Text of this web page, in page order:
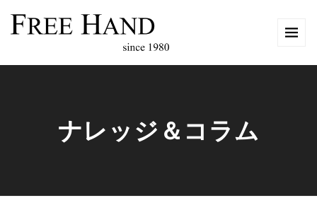
ナレッジ＆コラム